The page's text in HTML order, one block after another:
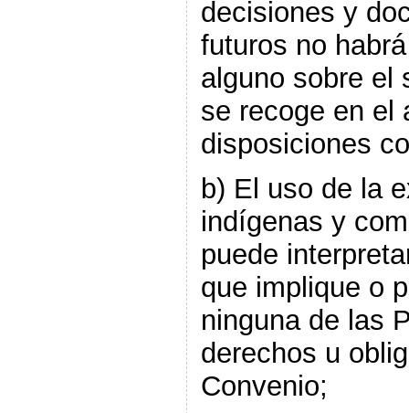
decisiones y
futuros no
alguno sobre el
se recoge en el
disposiciones
b) El uso de la
indígenas y
puede
que implique o
ninguna de las
derechos u
Convenio;